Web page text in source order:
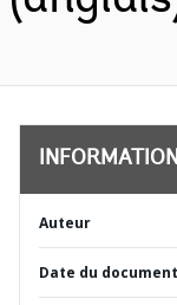
Auteur
Date du document